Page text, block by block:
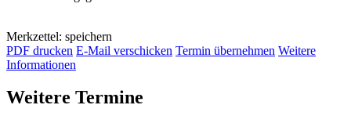
Merkzettel: speichern
PDF drucken E-Mail verschicken Termin übernehmen Weitere
Informationen
Weitere Termine